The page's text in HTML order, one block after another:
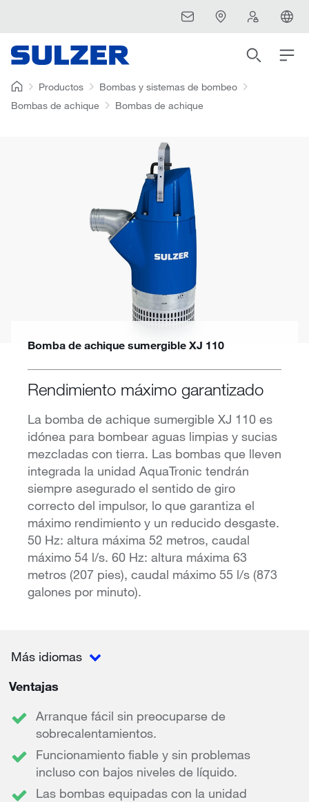
Productos
Bombas y sistemas de bombeo
Bombas de achique
Bombas de achique
Bomba de achique sumergible XJ 110
Rendimiento máximo garantizado
La bomba de achique sumergible XJ 110 es
idónea para bombear aguas limpias y sucias
mezcladas con tierra. Las bombas que lleven
integrada la unidad AquaTronic tendrán
siempre asegurado el sentido de giro
correcto del impulsor, lo que garantiza el
máximo rendimiento y un reducido desgaste.
50 Hz: altura máxima 52 metros, caudal
máximo 54 l/s. 60 Hz: altura máxima 63
metros (207 pies), caudal máximo 55 l/s (873
galones por minuto).
Más idiomas
Ventajas
Arranque fácil sin preocuparse de
sobrecalentamientos.
Funcionamiento fiable y sin problemas
incluso con bajos niveles de líquido.
Las bombas equipadas con la unidad